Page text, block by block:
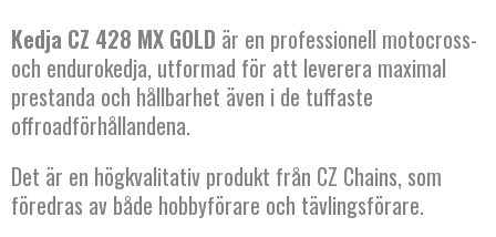
Kedja CZ 428 MX GOLD är en professionell motocross-
och endurokedja, utformad för att leverera maximal
prestanda och hållbarhet även i de tuffaste
offroadförhållandena.
Det är en högkvalitativ produkt från CZ Chains, som
föredras av både hobbyförare och tävlingsförare.